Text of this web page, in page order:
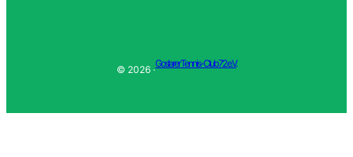
© 2026 ·
Goslarer Tennis-Club 72 e.V.